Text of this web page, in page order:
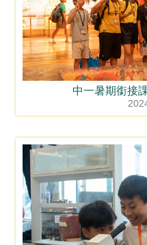
中一暑期銜接